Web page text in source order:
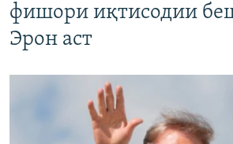
фишори иқтисодии
Эрон аст